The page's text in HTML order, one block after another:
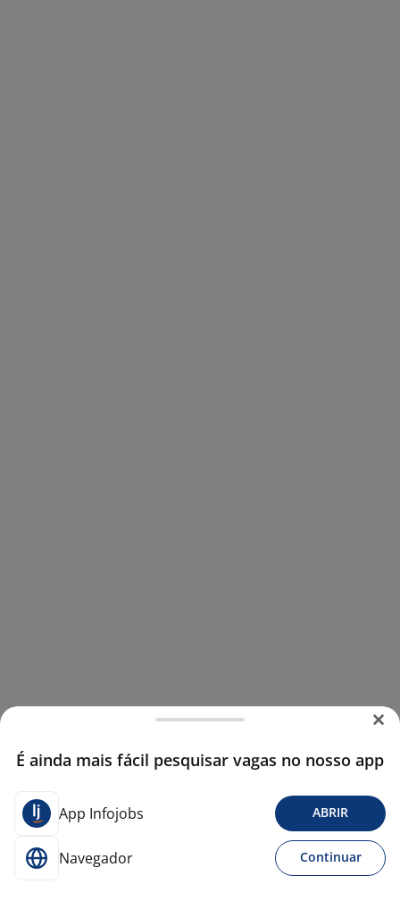
É ainda mais fácil pesquisar vagas no nosso app
App Infojobs ABRIR
Navegador Continuar